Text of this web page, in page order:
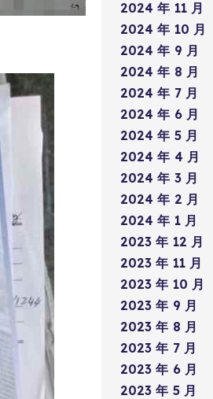
2024 年 11 月
2024 年 10 月
2024 年 9 月
2024 年 8 月
2024 年 7 月
2024 年 6 月
2024 年 5 月
2024 年 4 月
2024 年 3 月
2024 年 2 月
2024 年 1 月
2023 年 12 月
2023 年 11 月
2023 年 10 月
2023 年 9 月
2023 年 8 月
2023 年 7 月
2023 年 6 月
2023 年 5 月